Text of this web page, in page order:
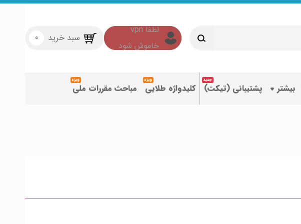
سبد خرید 0
بیشتر پشتیبانی (تیکت) کلیدواژه طلایی مباحث مقررات ملی